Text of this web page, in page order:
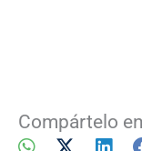
Compártelo